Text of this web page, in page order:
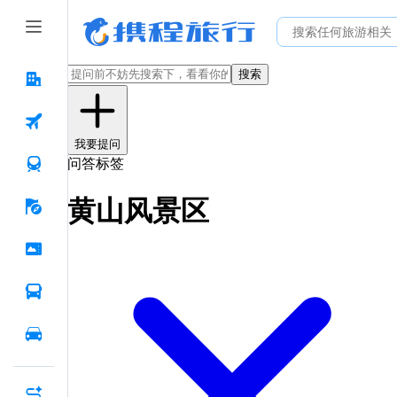
搜索
我要提问
问答标签
黄山风景区